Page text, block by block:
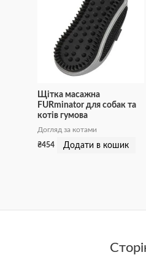
Щітка масажна
FURminator для собак та
котів гумова
Догляд за котами
₴454 Додати в кошик